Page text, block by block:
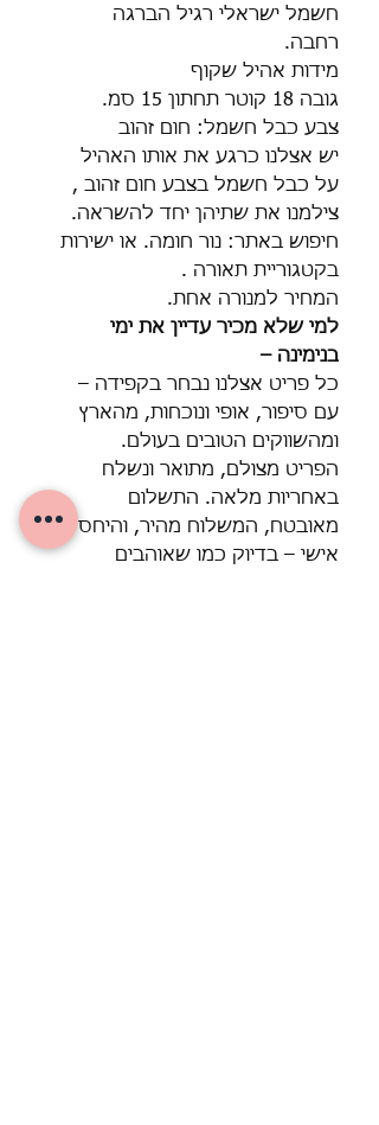
חשמל ישראלי רגיל הברגה
רחבה.
מידות אהיל שקוף
גובה 18 קוטר תחתון 15 סמ.
צבע כבל חשמל: חום זהוב
יש אצלנו כרגע את אותו האהיל
על כבל חשמל בצבע חום זהוב ,
צילמנו את שתיהן יחד להשראה.
חיפוש באתר: נור חומה. או ישירות
בקטגוריית תאורה .
המחיר למנורה אחת.
למי שלא מכיר עדיין את ימי
בנימינה –
כל פריט אצלנו נבחר בקפידה –
עם סיפור, אופי ונוכחות, מהארץ
ומהשווקים הטובים בעולם.
הפריט מצולם, מתואר ונשלח
באחריות מלאה. התשלום
מאובטח, המשלוח מהיר, והיחס
אישי – בדיוק כמו שאוהבים